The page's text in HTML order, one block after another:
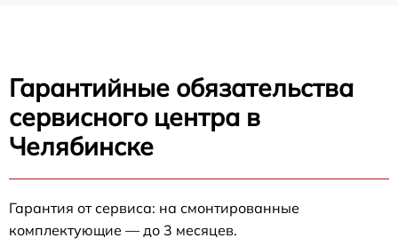
Гарантийные обязательства
сервисного центра в
Челябинске
Гарантия от сервиса: на смонтированные
комплектующие — до 3 месяцев.